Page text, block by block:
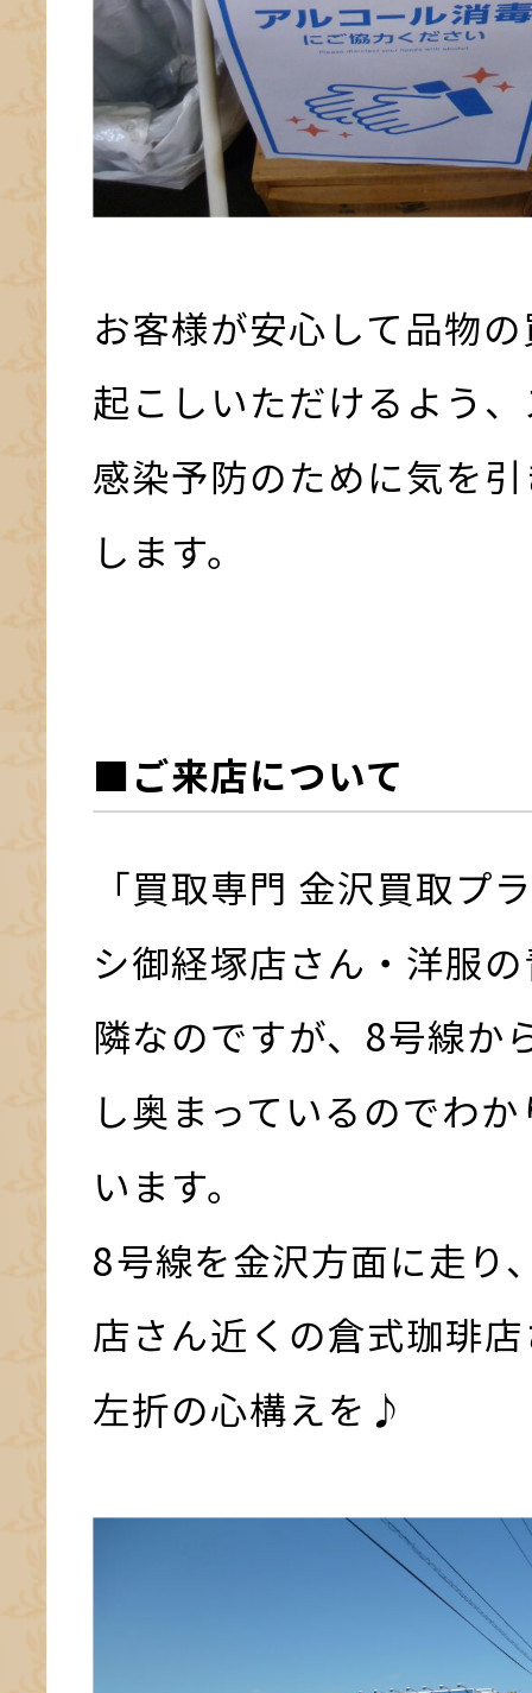
お客様が安心して品物
起こしいただけるよう
感染予防のために気を
します。
■ご来店について
「買取専門 金沢買取プ
シ御経塚店さん・洋服
隣なのですが、8号線か
し奥まっているのでわ
います。
8号線を金沢方面に走り
店さん近くの倉式珈琲
左折の心構えを♪